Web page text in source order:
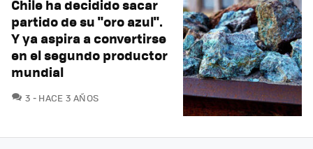
Chile ha decidido sacar
partido de su "oro azul".
Y ya aspira a convertirse
en el segundo productor
mundial
3 COMENTARIOS
HACE 3 AÑOS